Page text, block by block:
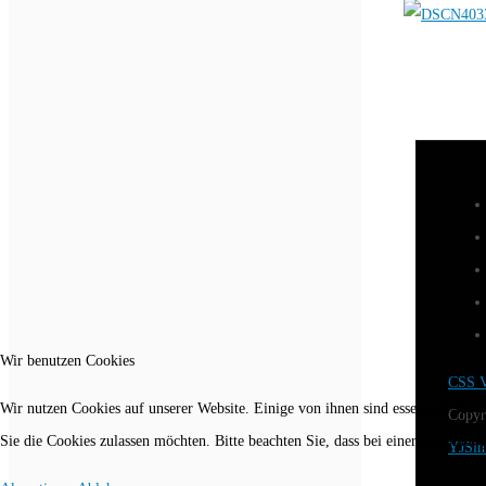
CSS
Wir benutzen Cookies
Wir nutzen Cookies auf unserer Website. Einige von ihnen sind essenziell für
Sie die Cookies zulassen möchten. Bitte beachten Sie, dass bei einer